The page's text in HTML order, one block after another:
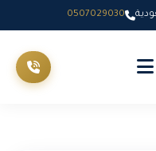
0507029030